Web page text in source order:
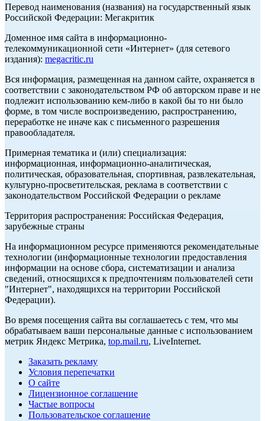
Перевод наименования (названия) на государственный язык
Российской Федерации: Мегакритик
Доменное имя сайта в информационно-
телекоммуникационной сети «Интернет» (для сетевого
издания): megacritic.ru
Вся информация, размещенная на данном сайте, охраняется в
соответствии с законодательством РФ об авторском праве и не
подлежит использованию кем-либо в какой бы то ни было
форме, в том числе воспроизведению, распространению,
переработке не иначе как с письменного разрешения
правообладателя.
Примерная тематика и (или) специализация:
информационная, информационно-аналитическая,
политическая, образовательная, спортивная, развлекательная,
культурно-просветительская, реклама в соответствии с
законодательством Российской Федерации о рекламе
Территория распространения: Российская Федерация,
зарубежные страны
На информационном ресурсе применяются рекомендательные
технологии (информационные технологии предоставления
информации на основе сбора, систематизации и анализа
сведений, относящихся к предпочтениям пользователей сети
"Интернет", находящихся на территории Российской
Федерации).
Во время посещения сайта вы соглашаетесь с тем, что мы
обрабатываем ваши персональные данные с использованием
метрик Яндекс Метрика, top.mail.ru, LiveInternet.
Заказать рекламу
Условия перепечатки
О сайте
Лицензионное соглашение
Частые вопросы
Пользовательское соглашение